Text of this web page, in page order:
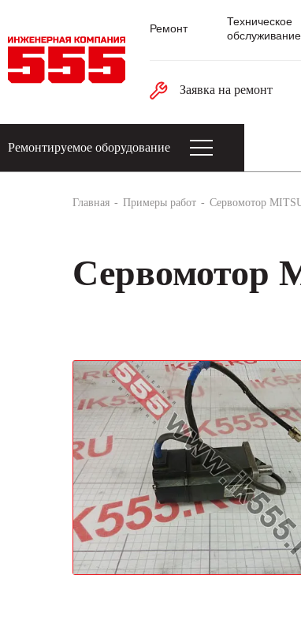
Ремонт
Техническое
обслуживание
Заявка на ремонт
Ремонтируемое оборудование
Главная Примеры работ Сервомотор
Сервомотор